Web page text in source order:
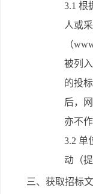
3.1 根
人或
（
被列
的投
后，
亦不
3.2 单
动（
三、获取招标